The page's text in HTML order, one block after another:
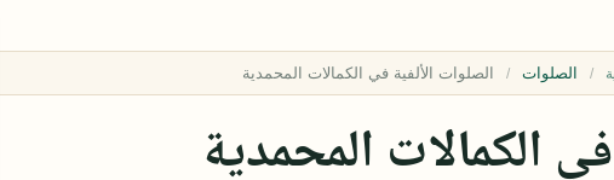
الصلوات
الكمالات المحمدية